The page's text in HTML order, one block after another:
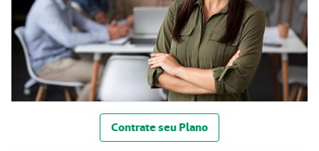
Contrate seu Plano